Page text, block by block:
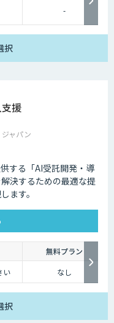
-
択
援
ャパン
する「AI受託開発・導
決するための最適な提
ます。
無料プラン
い なし
択